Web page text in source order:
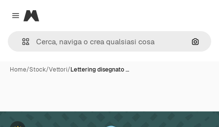
Close menu
Magnific
Cerca
Home/Stock/Vettori/Lettering disegnato …